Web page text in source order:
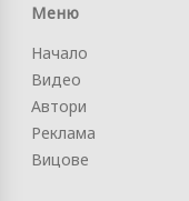
Меню
Начало
Видео
Автори
Реклама
Вицове